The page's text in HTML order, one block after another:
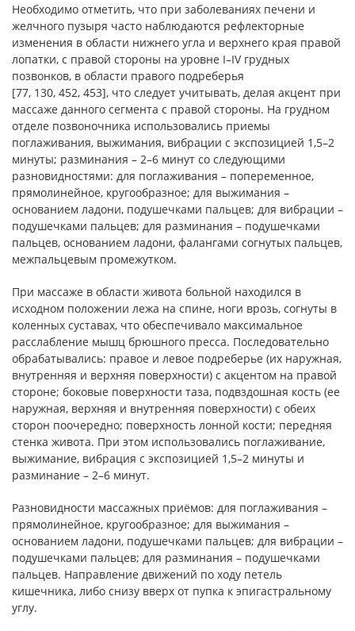
Необходимо отметить, что при заболеваниях печени и
желчного пузыря часто наблюдаются рефлекторные
изменения в области нижнего угла и верхнего края правой
лопатки, с правой стороны на уровне I–IV грудных
позвонков, в области правого подреберья
[77, 130, 452, 453], что следует учитывать, делая акцент при
массаже данного сегмента с правой стороны. На грудном
отделе позвоночника использовались приемы
поглаживания, выжимания, вибрации с экспозицией 1,5–2
минуты; разминания – 2–6 минут со следующими
разновидностями: для поглаживания – попеременное,
прямолинейное, кругообразное; для выжимания –
основанием ладони, подушечками пальцев; для вибрации –
подушечками пальцев; для разминания – подушечками
пальцев, основанием ладони, фалангами согнутых пальцев,
межпальцевым промежутком.
При массаже в области живота больной находился в
исходном положении лежа на спине, ноги врозь, согнуты в
коленных суставах, что обеспечивало максимальное
расслабление мышц брюшного пресса. Последовательно
обрабатывались: правое и левое подреберье (их наружная,
внутренняя и верхняя поверхности) с акцентом на правой
стороне; боковые поверхности таза, подвздошная кость (ее
наружная, верхняя и внутренняя поверхности) с обеих
сторон поочередно; поверхность лонной кости; передняя
стенка живота. При этом использовались поглаживание,
выжимание, вибрация с экспозицией 1,5–2 минуты и
разминание – 2–6 минут.
Разновидности массажных приёмов: для поглаживания –
прямолинейное, кругообразное; для выжимания –
основанием ладони, подушечками пальцев; для вибрации –
подушечками пальцев; для разминания – подушечками
пальцев. Направление движений по ходу петель
кишечника, либо снизу вверх от пупка к эпигастральному
углу.